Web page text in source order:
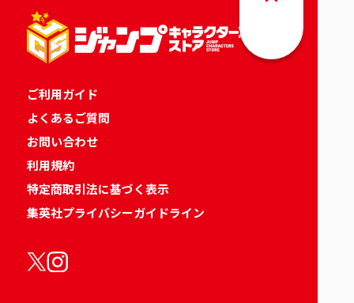
ご利用ガイド
よくあるご質問
お問い合わせ
利用規約
特定商取引法に基づく表示
集英社プライバシーガイドライン